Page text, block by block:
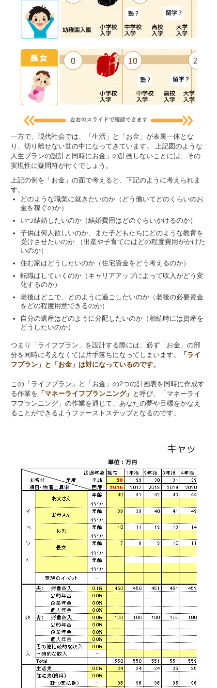
一方で、現代社会では、「生活」と「お金」が表裏一体とな
り、切り離せない世の中になってきています。 上記図のような
人生プランの設計と同時にお金」の計画しないことには、その
実現性に疑問符が付くでしょう。
上記の例を「お金」の面で考えると、下記のように考えられま
す。
どのような職業に就きたいのか（どう働いてどのくらいのお
金を稼ぐのか）
いつ結婚したいのか（結婚費用はどのぐらいかけるのか）
子供は何人欲しいのか、また子どもたちにどのような教育を
受けさせたいのか （出産や子育てにはどの程度費用がかけた
いのか）
住む家はどうしたいのか（住宅資金をどう考えるのか）
転職はしていくのか（キャリアアップによって収入がどう変
化するのか）
老後はどこで、どのように過ごしたいのか（老後の必要資金
をどの程度用意できるのか）
自分の遺産はどのように分配したいのか（相続時には資産を
どうしたいのか）
つまり「ライフプラン」を設計する際には、必ず「お金」の部
分を同時に考えなくては片手落ちになってしまいます。
「ライ
フプラン」と「お金」は対になっているのです。
この「ライフプラン」と「お金」の2つの計画表を同時に作成す
る作業を 「マネーライフプランニング」 と呼び、「マネーライ
フプランニング」の作業を通じて、 あなたの夢や目標をかなえ
ることができるようファーストステップとなるのです。